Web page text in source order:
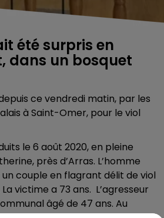
été surpris en
dans un bosquet
ce vendredi matin, par les
à Saint-Omer, pour le viol
le 6 août 2020, en pleine
près d’Arras. L’homme
couple en flagrant délit de viol
victime a 73 ans. L’agresseur
âgé de 47 ans. Au